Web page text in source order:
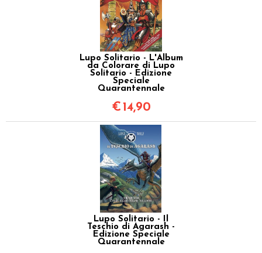
Lupo Solitario - L'Album
da Colorare di Lupo
Solitario - Edizione
Speciale
Quarantennale
€ 14,90
Lupo Solitario - Il
Teschio di Agarash -
Edizione Speciale
Quarantennale